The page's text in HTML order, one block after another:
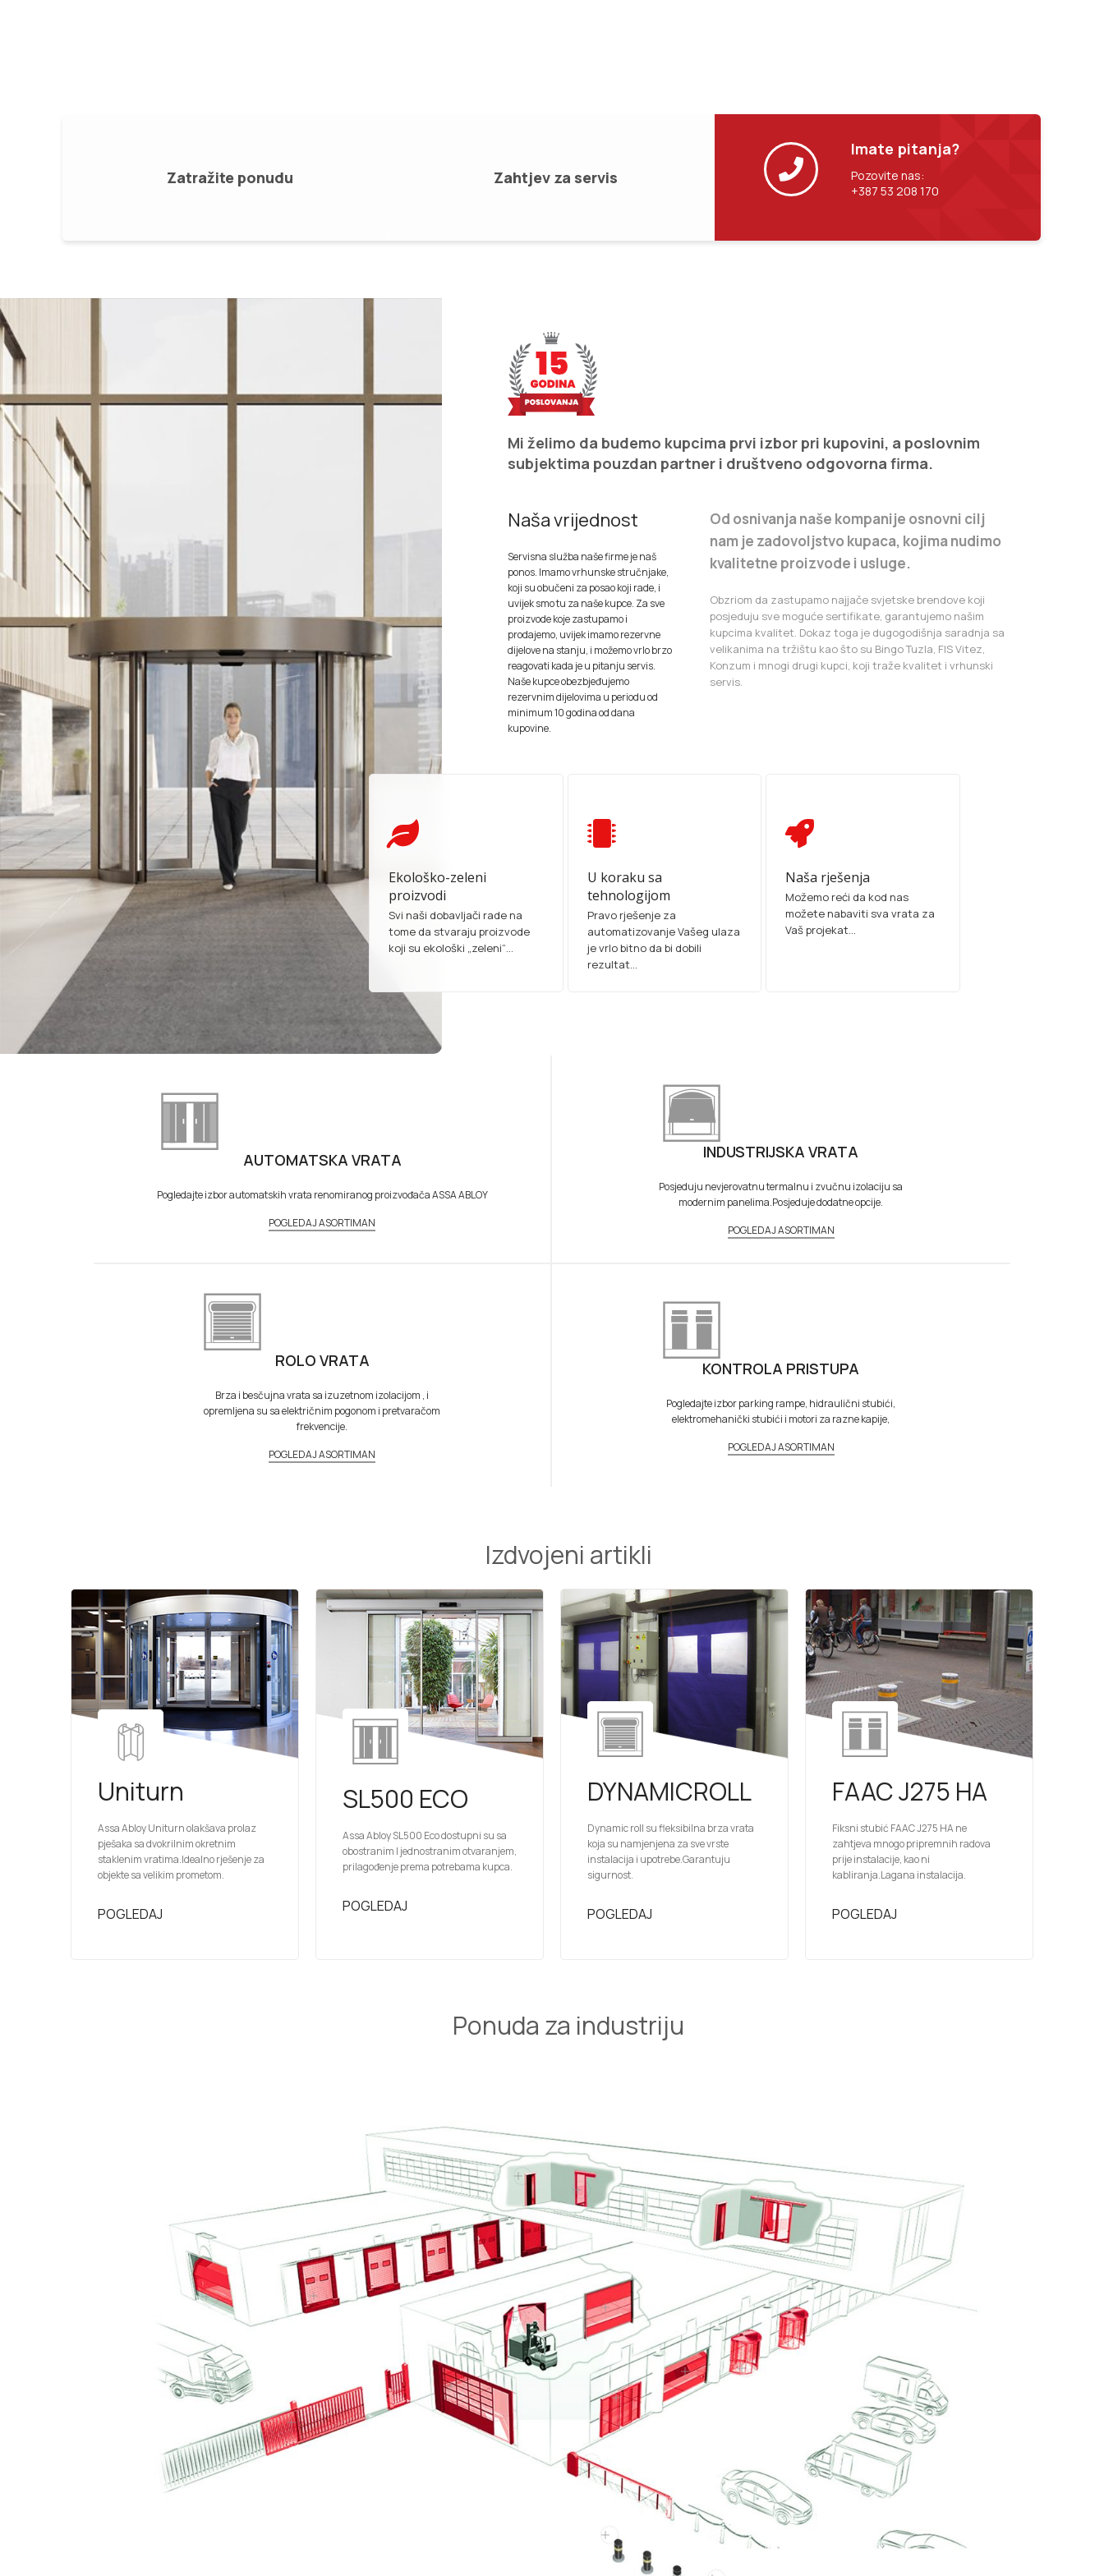
Zatražite ponudu Zahtjev za servis
Imate pitanja?
Pozovite nas:
+387 53 208 170
Mi želimo da budemo kupcima prvi izbor pri kupovini, a poslovnim
subjektima pouzdan partner i društveno odgovorna firma.
Naša vrijednost
Servisna služba naše firme je naš
ponos. Imamo vrhunske stručnjake,
koji su obučeni za posao koji rade, i
uvijek smo tu za naše kupce. Za sve
proizvode koje zastupamo i
prodajemo, uvijek imamo rezervne
dijelove na stanju, i možemo vrlo brzo
reagovati kada je u pitanju servis.
Naše kupce obezbjeđujemo
rezervnim dijelovima u periodu od
minimum 10 godina od dana
kupovine.
Od osnivanja naše kompanije osnovni cilj
nam je zadovoljstvo kupaca, kojima nudimo
kvalitetne proizvode i usluge.
Obzriom da zastupamo najjače svjetske brendove koji
posjeduju sve moguće sertifikate, garantujemo našim
kupcima kvalitet. Dokaz toga je dugogodišnja saradnja sa
velikanima na tržištu kao što su Bingo Tuzla, FIS Vitez,
Konzum i mnogi drugi kupci, koji traže kvalitet i vrhunski
servis.
Ekološko-zeleni
proizvodi
Svi naši dobavljači rade na
tome da stvaraju proizvode
koji su ekološki „zeleni“...
U koraku sa
tehnologijom
Pravo rješenje za
automatizovanje Vašeg ulaza
je vrlo bitno da bi dobili
rezultat...
Naša rješenja
Možemo reći da kod nas
možete nabaviti sva vrata za
Vaš projekat...
AUTOMATSKA VRATA
Pogledajte izbor automatskih vrata renomiranog proizvođača ASSA ABLOY
POGLEDAJ ASORTIMAN
INDUSTRIJSKA VRATA
Posjeduju nevjerovatnu termalnu i zvučnu izolaciju sa
modernim panelima.Posjeduje dodatne opcije.
POGLEDAJ ASORTIMAN
ROLO VRATA
Brza i besčujna vrata sa izuzetnom izolacijom , i
opremljena su sa električnim pogonom i pretvaračom
frekvencije.
POGLEDAJ ASORTIMAN
KONTROLA PRISTUPA
Pogledajte izbor parking rampe, hidraulični stubići,
elektromehanički stubići i motori za razne kapije,
POGLEDAJ ASORTIMAN
Izdvojeni artikli
Uniturn
Assa Abloy Uniturn olakšava prolaz
pješaka sa dvokrilnim okretnim
staklenim vratima.Idealno rješenje za
objekte sa velikim prometom.
POGLEDAJ
SL500 ECO
Assa Abloy SL500 Eco dostupni su sa
obostranim I jednostranim otvaranjem,
prilagođenje prema potrebama kupca.
POGLEDAJ
DYNAMICROLL
Dynamic roll su fleksibilna brza vrata
koja su namjenjena za sve vrste
instalacija i upotrebe.Garantuju
sigurnost.
POGLEDAJ
FAAC J275 HA
Fiksni stubić FAAC J275 HA ne
zahtjeva mnogo pripremnih radova
prije instalacije, kao ni
kabliranja.Lagana instalacija.
POGLEDAJ
Ponuda za industriju